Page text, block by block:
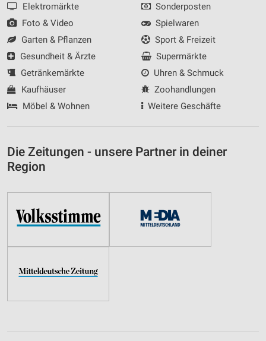
Elektromärkte
Foto & Video
Garten & Pflanzen
Gesundheit & Ärzte
Getränkemärkte
Kaufhäuser
Möbel & Wohnen
Sonderposten
Spielwaren
Sport & Freizeit
Supermärkte
Uhren & Schmuck
Zoohandlungen
Weitere Geschäfte
Die Zeitungen - unsere Partner in deiner
Region